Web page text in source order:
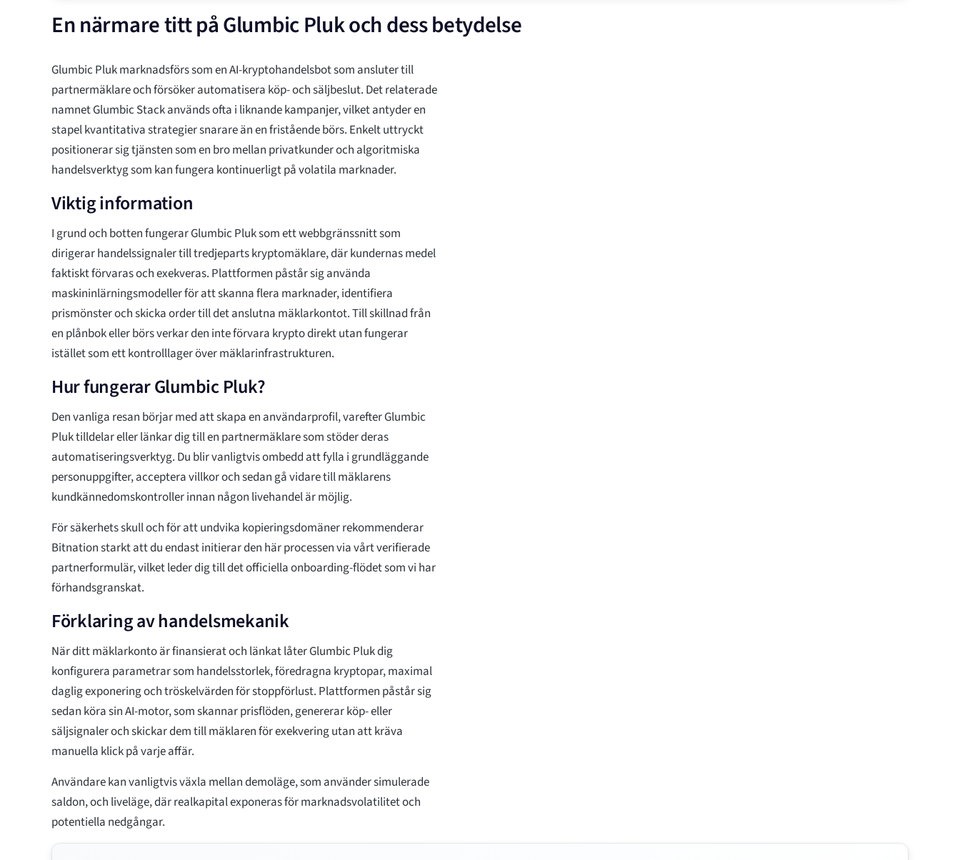
En närmare titt på Glumbic Pluk och dess betydelse
Glumbic Pluk marknadsförs som en AI-kryptohandelsbot som ansluter till
partnermäklare och försöker automatisera köp- och säljbeslut. Det relaterade
namnet Glumbic Stack används ofta i liknande kampanjer, vilket antyder en
stapel kvantitativa strategier snarare än en fristående börs. Enkelt uttryckt
positionerar sig tjänsten som en bro mellan privatkunder och algoritmiska
handelsverktyg som kan fungera kontinuerligt på volatila marknader.
Viktig information
I grund och botten fungerar Glumbic Pluk som ett webbgränssnitt som
dirigerar handelssignaler till tredjeparts kryptomäklare, där kundernas medel
faktiskt förvaras och exekveras. Plattformen påstår sig använda
maskininlärningsmodeller för att skanna flera marknader, identifiera
prismönster och skicka order till det anslutna mäklarkontot. Till skillnad från
en plånbok eller börs verkar den inte förvara krypto direkt utan fungerar
istället som ett kontrolllager över mäklarinfrastrukturen.
Hur fungerar Glumbic Pluk?
Den vanliga resan börjar med att skapa en användarprofil, varefter Glumbic
Pluk tilldelar eller länkar dig till en partnermäklare som stöder deras
automatiseringsverktyg. Du blir vanligtvis ombedd att fylla i grundläggande
personuppgifter, acceptera villkor och sedan gå vidare till mäklarens
kundkännedomskontroller innan någon livehandel är möjlig.
För säkerhets skull och för att undvika kopieringsdomäner rekommenderar
Bitnation starkt att du endast initierar den här processen via vårt verifierade
partnerformulär, vilket leder dig till det officiella onboarding-flödet som vi har
förhandsgranskat.
Förklaring av handelsmekanik
När ditt mäklarkonto är finansierat och länkat låter Glumbic Pluk dig
konfigurera parametrar som handelsstorlek, föredragna kryptopar, maximal
daglig exponering och tröskelvärden för stoppförlust. Plattformen påstår sig
sedan köra sin AI-motor, som skannar prisflöden, genererar köp- eller
säljsignaler och skickar dem till mäklaren för exekvering utan att kräva
manuella klick på varje affär.
Användare kan vanligtvis växla mellan demoläge, som använder simulerade
saldon, och liveläge, där realkapital exponeras för marknadsvolatilitet och
potentiella nedgångar.